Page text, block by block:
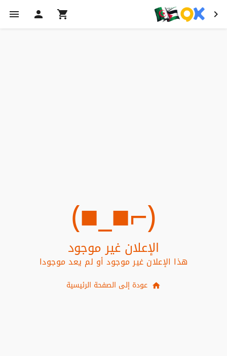
(⌐■_■)
الإعلان غير موجود
هذا الإعلان غير موجود أو لم يعد موجودا
عودة إلى الصفحة الرئيسية